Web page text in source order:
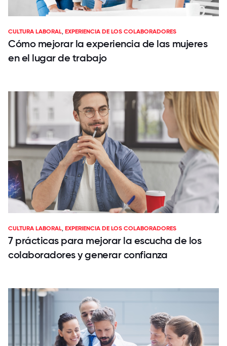
CULTURA LABORAL,EXPERIENCIA DE LOS COLABORADORES
Cómo mejorar la experiencia de las mujeres
en el lugar de trabajo
CULTURA LABORAL,EXPERIENCIA DE LOS COLABORADORES
7 prácticas para mejorar la escucha de los
colaboradores y generar confianza